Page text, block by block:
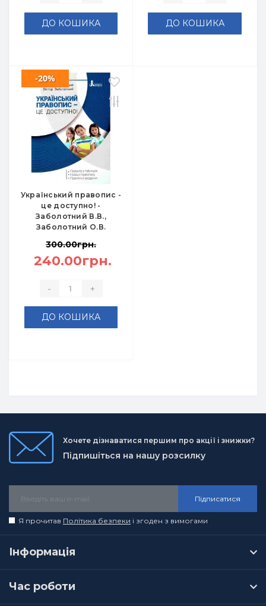
ДО КОШИКА ДО КОШИКА
Український правопис -
це доступно! -
Заболотний В.В.,
Заболотний О.В.
-20%
300.00грн.
240.00грн.
- +
ДО КОШИКА
Хочете дізнаватися першим про акції і знижки?
Підпишіться на нашу розсилку
Підписатися
Я прочитав Політика безпеки і згоден з вимогами
Інформація
Час роботи